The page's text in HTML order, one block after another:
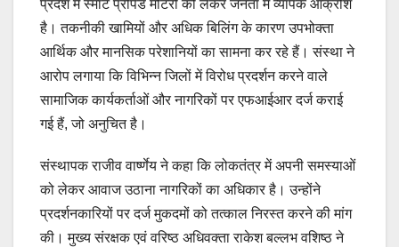
प्रदेश में स्मार्ट प्रीपेड मीटरों को लेकर जनता में व्यापक आक्रोश
है। तकनीकी खामियों और अधिक बिलिंग के कारण उपभोक्ता
आर्थिक और मानसिक परेशानियों का सामना कर रहे हैं। संस्था ने
आरोप लगाया कि विभिन्न जिलों में विरोध प्रदर्शन करने वाले
सामाजिक कार्यकर्ताओं और नागरिकों पर एफआईआर दर्ज कराई
गई हैं, जो अनुचित है।
संस्थापक राजीव वार्ष्णेय ने कहा कि लोकतंत्र में अपनी समस्याओं
को लेकर आवाज उठाना नागरिकों का अधिकार है। उन्होंने
प्रदर्शनकारियों पर दर्ज मुकदमों को तत्काल निरस्त करने की मांग
की। मुख्य संरक्षक एवं वरिष्ठ अधिवक्ता राकेश बल्लभ वशिष्ठ ने